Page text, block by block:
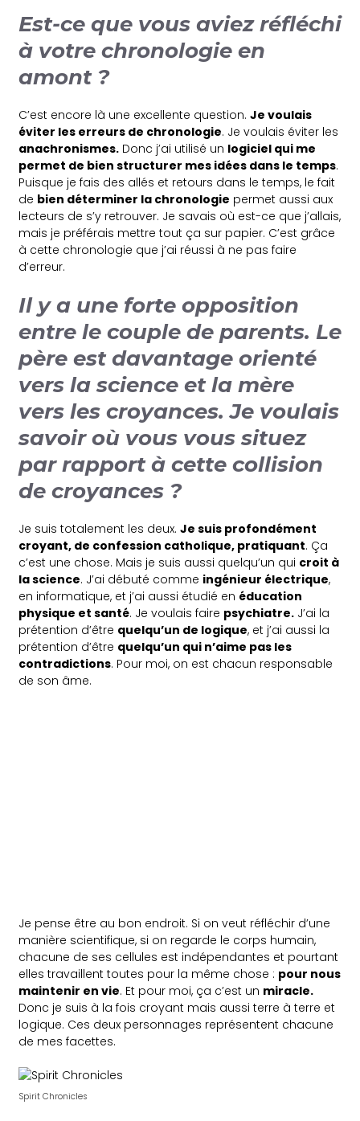
Est-ce que vous aviez réfléchi
à votre chronologie en
amont ?
C’est encore là une excellente question.Je voulais
éviter les erreurs de chronologie. Je voulais éviter les
anachronismes. Donc j’ai utilisé un logiciel qui me
permet de bien structurer mes idées dans le temps.
Puisque je fais des allés et retours dans le temps, le fait
de bien déterminer la chronologie permet aussi aux
lecteurs de s’y retrouver. Je savais où est-ce que j’allais,
mais je préférais mettre tout ça sur papier. C’est grâce
à cette chronologie que j’ai réussi à ne pas faire
d’erreur.
Il y a une forte opposition
entre le couple de parents. Le
père est davantage orienté
vers la science et la mère
vers les croyances. Je voulais
savoir où vous vous situez
par rapport à cette collision
de croyances ?
Je suis totalement les deux.Je suis profondément
croyant, de confession catholique, pratiquant. Ça
c’est une chose. Mais je suis aussi quelqu’un qui croit à
la science. J’ai débuté comme ingénieur électrique,
en informatique, et j’ai aussi étudié en éducation
physique et santé. Je voulais faire psychiatre. J’ai la
prétention d’être quelqu’un de logique, et j’ai aussi la
prétention d’être quelqu’un qui n’aime pas les
contradictions. Pour moi, on est chacun responsable
de son âme.
Je pense être au bon endroit. Si on veut réfléchir d’une
manière scientifique, si on regarde le corps humain,
chacune de ses cellules est indépendantes et pourtant
elles travaillent toutes pour la même chose : pour nous
maintenir en vie. Et pour moi, ça c’est un miracle.
Donc je suis à la fois croyant mais aussi terre à terre et
logique. Ces deux personnages représentent chacune
de mes facettes.
Spirit Chronicles